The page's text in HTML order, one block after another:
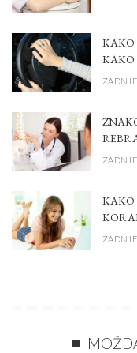
KAKO
KAKO
KAKO